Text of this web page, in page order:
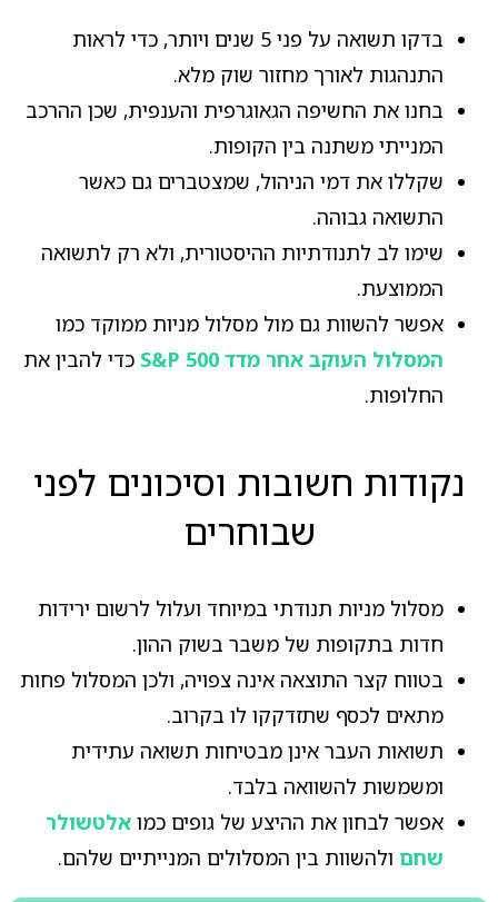
בדקו תשואה על פני 5 שנים ויותר, כדי לראות
התנהגות לאורך מחזור שוק מלא.
בחנו את החשיפה הגאוגרפית והענפית, שכן ההרכב
המנייתי משתנה בין הקופות.
שקללו את דמי הניהול, שמצטברים גם כאשר
התשואה גבוהה.
שימו לב לתנודתיות ההיסטורית, ולא רק לתשואה
הממוצעת.
אפשר להשוות גם מול מסלול מניות ממוקד כמו
המסלול העוקב אחר מדד S&P 500
כדי להבין את
החלופות.
נקודות חשובות וסיכונים לפני
שבוחרים
מסלול מניות תנודתי במיוחד ועלול לרשום ירידות
חדות בתקופות של משבר בשוק ההון.
בטווח קצר התוצאה אינה צפויה, ולכן המסלול פחות
מתאים לכסף שתזדקקו לו בקרוב.
תשואות העבר אינן מבטיחות תשואה עתידית
ומשמשות להשוואה בלבד.
אפשר לבחון את ההיצע של גופים כמו אלטשולר
שחם ולהשוות בין המסלולים המנייתיים שלהם.